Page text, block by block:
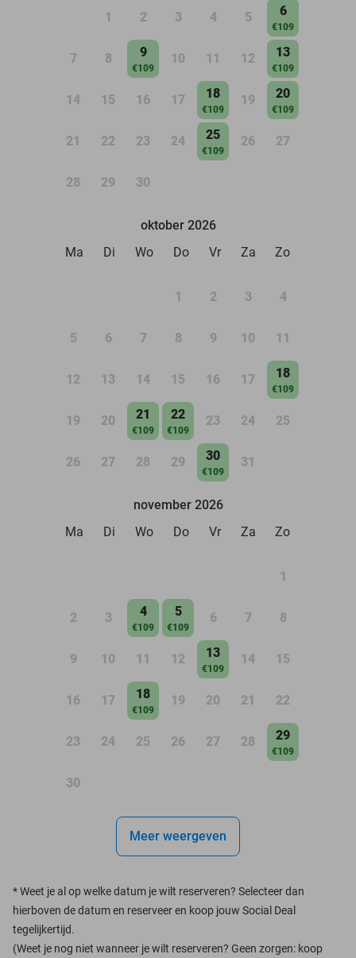
1 2 3 4 5 6
€109
7 8 9
€109
10 11 12 13
€109
14 15 16 17 18
€109
19 20
€109
21 22 23 24 25
€109
26 27
28 29 30
oktober 2026
Ma
Di Wo Do Vr Za Zo
1 2 3 4
5 6 7 8 9 10 11
12 13 14 15 16 17 18
€109
19 20 21
€109
22
€109
23 24 25
26 27 28 29 30
€109
31
november 2026
Ma
Di Wo Do Vr Za Zo
1
2 3 4
€109
5
€109
6 7 8
9 10 11 12 13
€109
14 15
16 17 18
€109
19 20 21 22
23 24 25 26 27 28 29
€109
30
Meer weergeven
*Weet je al op welke datum je wilt reserveren? Selecteer dan
hierboven de datum en reserveer en koop jouw Social Deal
tegelijkertijd.
(Weet je nog niet wanneer je wilt reserveren? Geen zorgen: koop